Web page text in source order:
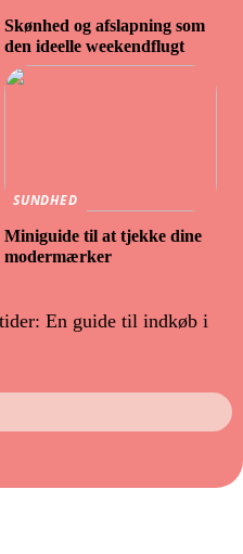
Skønhed og afslapning som
den ideelle weekendflugt
SUNDHED
Miniguide til at tjekke dine
modermærker
En guide til indkøb i